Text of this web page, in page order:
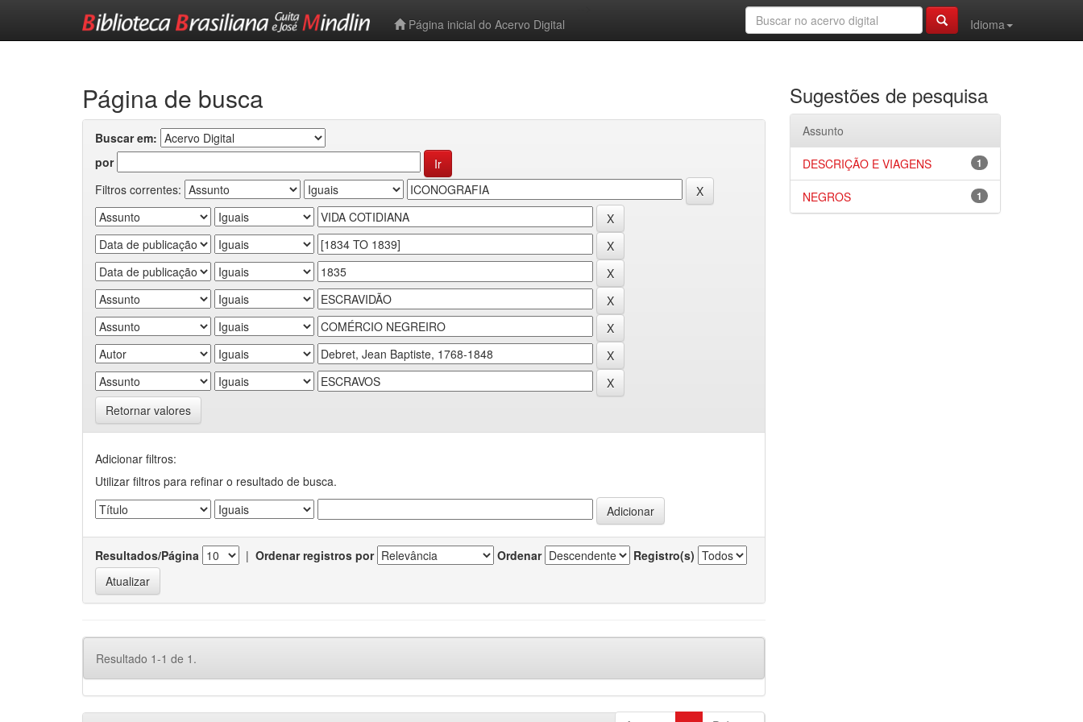
Página inicial do Acervo Digital
Idioma
Página de busca
Buscar em:
por
Filtros correntes:
Retornar valores
Adicionar filtros:
Utilizar filtros para refinar o resultado de busca.
Resultados/Página | Ordenar registros por Ordenar Registro(s)
Resultado 1-1 de 1.
Sugestões de pesquisa
Assunto
1
DESCRIÇÃO E VIAGENS
1
NEGROS